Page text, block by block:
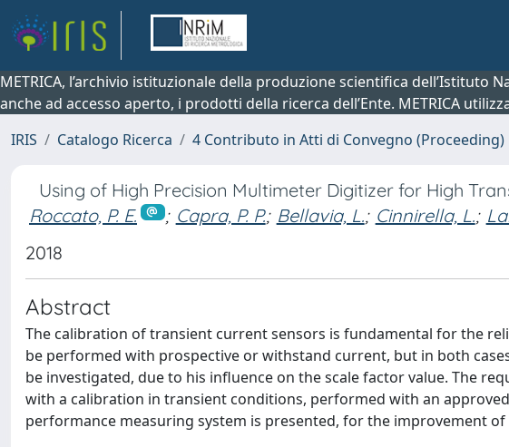
METRICA, l’archivio istituzionale della produzione scientifica
anche ad accesso aperto, i prodotti della ricerca dell’Ente. METRICA
IRIS
Catalogo Ricerca 4 Contributo in Atti di Convegno (Proceeding)
Using of High Precision Multimeter Digitizer for High
Roccato, P. E.
; Capra, P. P.; Bellavia, L.; Cinnirella, L.;
2018
Abstract
The calibration of transient current sensors is fundamental for the
be performed with prospective or withstand current, but in both
be investigated, due to his influence on the scale factor value. The
with a calibration in transient conditions, performed with an
performance measuring system is presented, for the improvement